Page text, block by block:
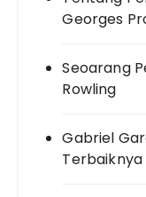
Georges
Seoarang
Rowling
Gabriel
Terbaiknya